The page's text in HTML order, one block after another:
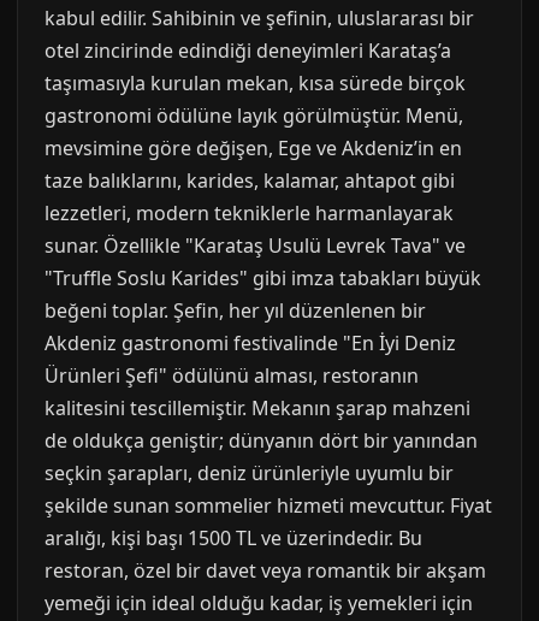
kabul edilir. Sahibinin ve şefinin, uluslararası bir
otel zincirinde edindiği deneyimleri Karataş’a
taşımasıyla kurulan mekan, kısa sürede birçok
gastronomi ödülüne layık görülmüştür. Menü,
mevsimine göre değişen, Ege ve Akdeniz’in en
taze balıklarını, karides, kalamar, ahtapot gibi
lezzetleri, modern tekniklerle harmanlayarak
sunar. Özellikle "Karataş Usulü Levrek Tava" ve
"Truffle Soslu Karides" gibi imza tabakları büyük
beğeni toplar. Şefin, her yıl düzenlenen bir
Akdeniz gastronomi festivalinde "En İyi Deniz
Ürünleri Şefi" ödülünü alması, restoranın
kalitesini tescillemiştir. Mekanın şarap mahzeni
de oldukça geniştir; dünyanın dört bir yanından
seçkin şarapları, deniz ürünleriyle uyumlu bir
şekilde sunan sommelier hizmeti mevcuttur. Fiyat
aralığı, kişi başı 1500 TL ve üzerindedir. Bu
restoran, özel bir davet veya romantik bir akşam
yemeği için ideal olduğu kadar, iş yemekleri için